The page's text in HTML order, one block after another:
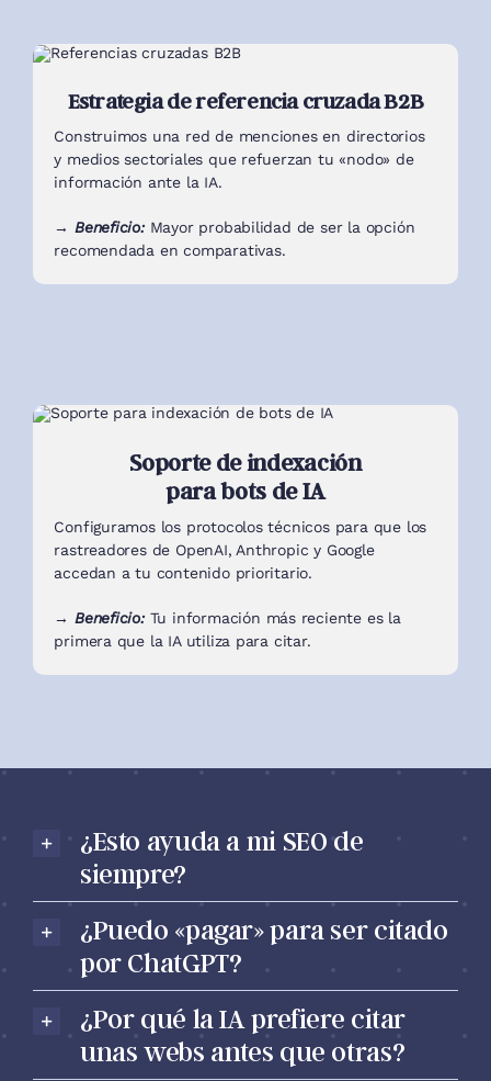
Estrategia de referencia cruzada B2B
Construimos una red de menciones en directorios
y medios sectoriales que refuerzan tu «nodo» de
información ante la IA.
→ Beneficio:Mayor probabilidad de ser la opción
recomendada en comparativas.
Soporte de indexación
para bots de IA
Configuramos los protocolos técnicos para que los
rastreadores de OpenAI, Anthropic y Google
accedan a tu contenido prioritario.
→ Beneficio: Tu información más reciente es la
primera que la IA utiliza para citar.
¿Esto ayuda a mi SEO de
siempre?
¿Puedo «pagar» para ser citado
por ChatGPT?
¿Por qué la IA prefiere citar
unas webs antes que otras?